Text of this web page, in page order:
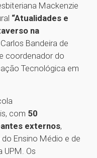
Mackenzie
“Atualidades e
na
Bandeira de
coordenador do
Tecnológica em
com 50
externos,
Ensino Médio e de
UPM. Os